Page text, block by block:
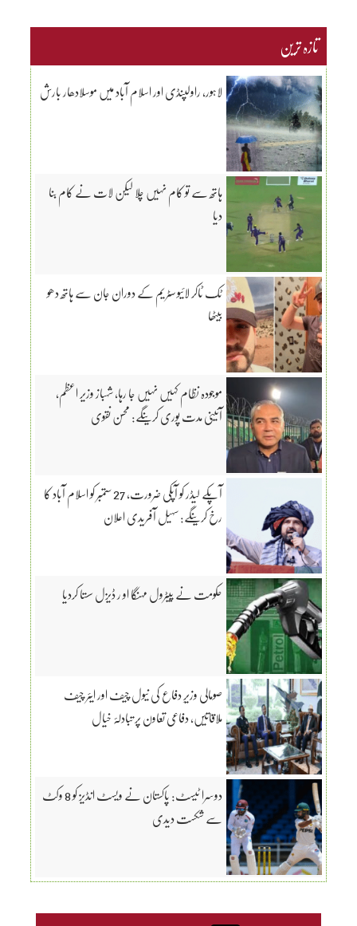
تازہ ترین
لاہور، راولپنڈی اور اسلام آباد میں موسلادھار بارش
ہاتھ سے تو کام نہیں چلا لیکن لات نے کام بنا
دیا
ٹک ٹاکر لائیو سٹریم کے دوران جان سے ہاتھ دھو
بیٹھا
موجودہ نظام کہیں نہیں جا رہا، شہباز وزیر اعظم،
آئینی مدت پوری کرینگے: محسن نقوی
آپکے لیڈر کو آپکی ضرورت، 27 ستمبر کو اسلام آباد کا
رخ کرینگے: سہیل آفریدی اعلان
حکومت نے پیٹرول مہنگا او ر ڈیزل سستا کردیا
صومالی وزیرِ دفاع کی نیول چیف اور ایئر چیف
ملاقاتیں، دفاعی تعاون پر تبادلۂ خیال
دوسرا ٹیسٹ: پاکستان نے ویسٹ انڈیز کو 8 وکٹ
سے شکست دیدی